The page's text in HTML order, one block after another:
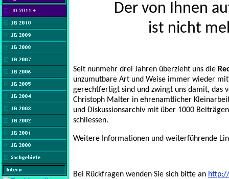
Der von Ihnen
ist nicht
Seit nunmehr drei Jahren überzieht uns die
unzumutbare Art und Weise immer wieder
gerechtfertigt sind und zwingt uns damit, das
Christoph Malter in ehrenamtlicher
und Diskussionsarchiv mit über 1000
schliessen.
Weitere Informationen und weiterführende
Bei Rückfragen wenden Sie sich bitte an